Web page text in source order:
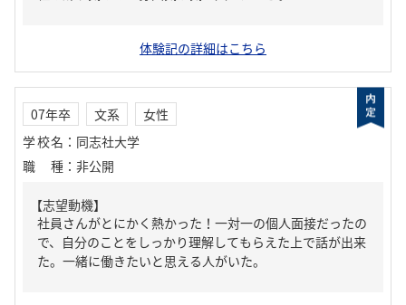
体験記の詳細はこちら
07年卒 文系
女性
学校名 ： 同志社大学
職種 ： 非公開
【志望動機】
社員さんがとにかく熱かった！一対一の個人面接だったの
で、自分のことをしっかり理解してもらえた上で話が出来
た。一緒に働きたいと思える人がいた。